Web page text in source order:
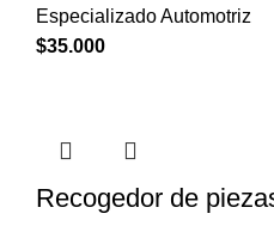
Especializado Automotriz
$35.000
Recogedor de